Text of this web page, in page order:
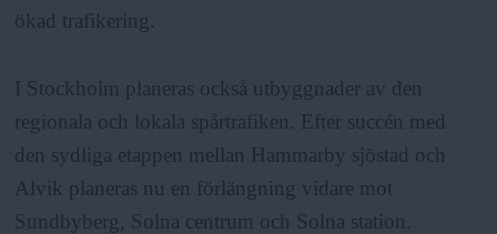
ökad trafikering.
I Stockholm planeras också utbyggnader av den
regionala och lokala spårtrafiken. Efter succén med
den sydliga etappen mellan Hammarby sjöstad och
Alvik planeras nu en förlängning vidare mot
Sundbyberg, Solna centrum och Solna station.